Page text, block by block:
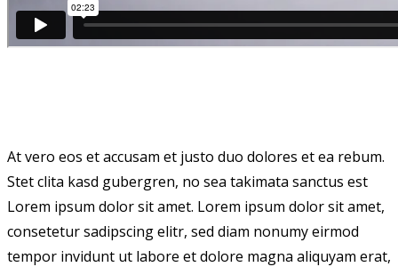
At vero eos et accusam et justo duo dolores et ea rebum.
Stet clita kasd gubergren, no sea takimata sanctus est
Lorem ipsum dolor sit amet. Lorem ipsum dolor sit amet,
consetetur sadipscing elitr, sed diam nonumy eirmod
tempor invidunt ut labore et dolore magna aliquyam erat,